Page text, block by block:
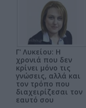
Γ' Λυκείου: Η
χρονιά που δεν
κρίνει μόνο τις
γνώσεις, αλλά και
τον τρόπο που
διαχειρίζεσαι τον
εαυτό σου